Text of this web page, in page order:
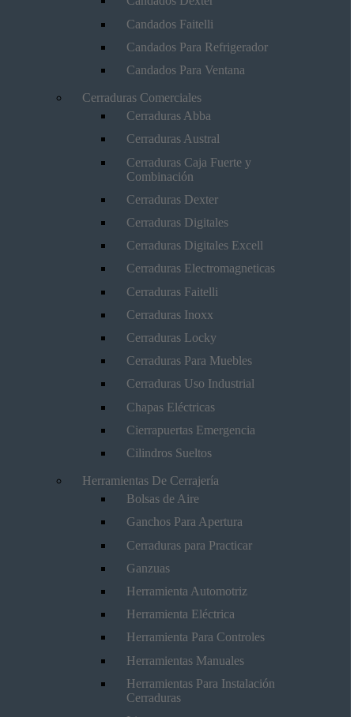
Candados Faitelli
Candados Para Refrigerador
Candados Para Ventana
Cerraduras Comerciales
Cerraduras Abba
Cerraduras Austral
Cerraduras Caja Fuerte y
Combinación
Cerraduras Dexter
Cerraduras Digitales
Cerraduras Digitales Excell
Cerraduras Electromagneticas
Cerraduras Faitelli
Cerraduras Inoxx
Cerraduras Locky
Cerraduras Para Muebles
Cerraduras Uso Industrial
Chapas Eléctricas
Cierrapuertas Emergencia
Cilindros Sueltos
Herramientas De Cerrajería
Bolsas de Aire
Ganchos Para Apertura
Cerraduras para Practicar
Ganzuas
Herramienta Automotriz
Herramienta Eléctrica
Herramienta Para Controles
Herramientas Manuales
Herramientas Para Instalación
Cerraduras